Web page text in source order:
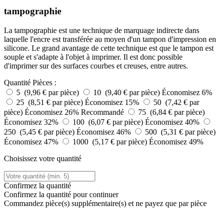
tampographie
La tampographie est une technique de marquage indirecte dans
laquelle l'encre est transférée au moyen d'un tampon d'impression en
silicone. Le grand avantage de cette technique est que le tampon est
souple et s'adapte à l'objet à imprimer. Il est donc possible
d'imprimer sur des surfaces courbes et creuses, entre autres.
Quantité Pièces :
5 (9,96 € par pièce)
10 (9,40 € par pièce) Économisez 6%
25 (8,51 € par pièce) Économisez 15%
50 (7,42 € par
pièce) Économisez 26% Recommandé
75 (6,84 € par pièce)
Économisez 32%
100 (6,07 € par pièce) Économisez 40%
250 (5,45 € par pièce) Économisez 46%
500 (5,31 € par pièce)
Économisez 47%
1000 (5,17 € par pièce) Économisez 49%
Choisissez votre quantité
Confirmez la quantité
Confirmez la quantité pour continuer
Commandez pièce(s) supplémentaire(s) et ne payez que par pièce